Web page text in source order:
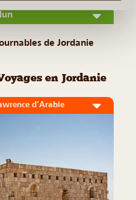
de Jordanie
en Jordanie
d’Arabie